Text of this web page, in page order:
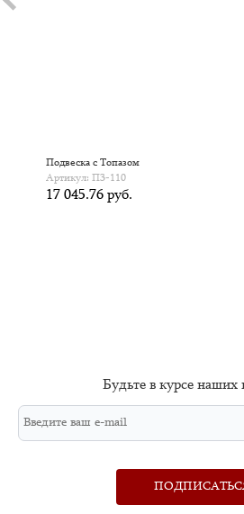
Подвеска с Топазом
Артикул: П3-110
17 045.76 руб.
Будьте в курсе наших